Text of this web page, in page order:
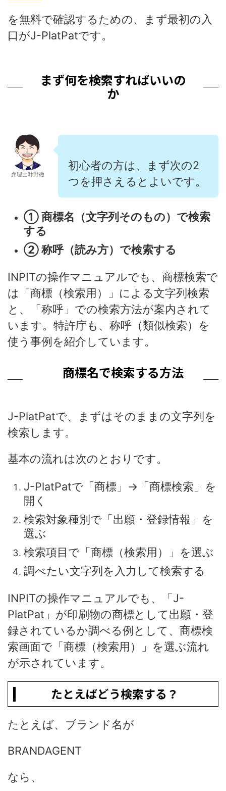
を無料で確認するための、まず最初の入
口がJ-PlatPatです。
まず何を検索すればいいの
か
弁理士叶野徹
初心者の方は、まず次の2
つを押さえるとよいです。
① 商標名（文字列そのもの）で検索
する
② 称呼（読み方）で検索する
INPITの操作マニュアルでも、商標検索で
は「商標（検索用）」による文字列検索
と、「称呼」での検索方法が案内されて
います。特許庁も、称呼（類似検索）を
使う事例を紹介しています。
商標名で検索する方法
J-PlatPatで、まずはそのままの文字列を
検索します。
基本の流れは次のとおりです。
J-PlatPatで「商標」→「商標検索」を
開く
検索対象種別で「出願・登録情報」を
選ぶ
検索項目で「商標（検索用）」を選ぶ
調べたい文字列を入力して検索する
INPITの操作マニュアルでも、「J-
PlatPat」が印刷物の商標として出願・登
録されているか調べる例として、商標検
索画面で「商標（検索用）」を選ぶ流れ
が示されています。
たとえばどう検索する？
たとえば、ブランド名が
BRANDAGENT
なら、